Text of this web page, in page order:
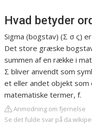
Hvad betyder
Sigma (bogstav) (Σ σ ς)
Det store græske
summen af en række i
Σ bliver anvendt som
et eller andet objekt
matematiske termer, f.
Anmodning om fjernelse
Se det fulde svar på